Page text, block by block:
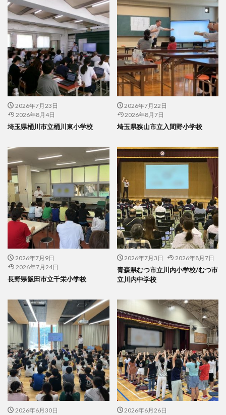
2026年7月23日
2026年8月4日
埼玉県桶川市立桶川東小学校
2026年7月22日
2026年8月7日
埼玉県狭山市立入間野小学校
2026年7月9日
2026年7月24日
長野県飯田市立千栄小学校
2026年7月3日 2026年8月7日
青森県むつ市立川内小学校/むつ市
立川内中学校
2026年6月30日
2026年6月26日